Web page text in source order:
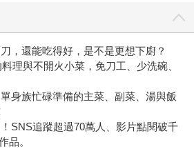
，還能吃得好，是不是更想下廚？
理與不開火小菜，免刀工、少洗碗、
身族忙碌準備的主菜、副菜、湯與飯
SNS追蹤超過70萬人、影片點閱破千
品。